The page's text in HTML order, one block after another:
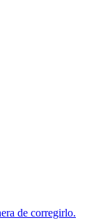
de corregirlo.